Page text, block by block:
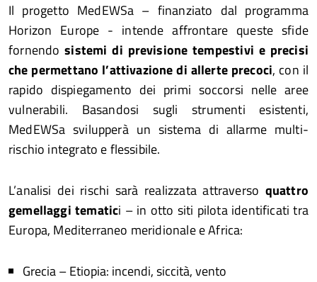
Il progetto MedEWSa – finanziato dal programma
Horizon Europe - intende affrontare queste sfide
fornendosistemi di previsione tempestivi e precisi
che permettano l’attivazione di allerte precoci, con il
rapido dispiegamento dei primi soccorsi nelle aree
vulnerabili. Basandosi sugli strumenti esistenti,
MedEWSa svilupperà un sistema di allarme multi-
rischio integrato e flessibile.
L’analisi dei rischi sarà realizzata attraverso quattro
gemellaggi tematici – in otto siti pilota identificati tra
Europa, Mediterraneo meridionale e Africa:
Grecia – Etiopia: incendi, siccità, vento